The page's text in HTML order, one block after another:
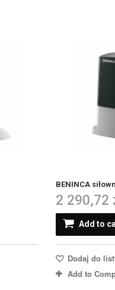
BENINCA
2 290,72
Add to
Dodaj do
Add to